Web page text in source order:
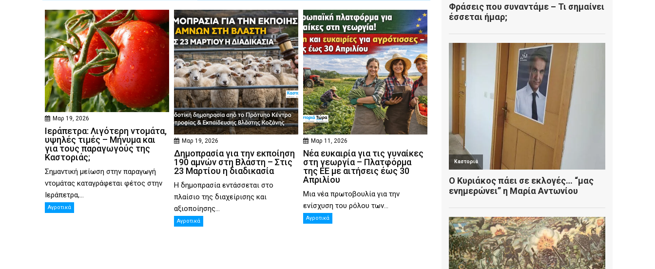
Μαρ 19, 2026
Ιεράπετρα: Λιγότερη ντομάτα,
υψηλές τιμές – Μήνυμα και
για τους παραγωγούς της
Καστοριάς;
Σημαντική μείωση στην παραγωγή
ντομάτας καταγράφεται φέτος στην
Ιεράπετρα,...
Αγροτικά
Μαρ 19, 2026
Δημοπρασία για την εκποίηση
190 αμνών στη Βλάστη – Στις
23 Μαρτίου η διαδικασία
Η δημοπρασία εντάσσεται στο
πλαίσιο της διαχείρισης και
αξιοποίησης...
Αγροτικά
Μαρ 11, 2026
Νέα ευκαιρία για τις γυναίκες
στη γεωργία – Πλατφόρμα
της ΕΕ με αιτήσεις έως 30
Απριλίου
Μια νέα πρωτοβουλία για την
ενίσχυση του ρόλου των...
Αγροτικά